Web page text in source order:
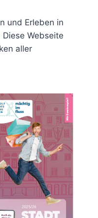
und Erleben in
Webseite
aller